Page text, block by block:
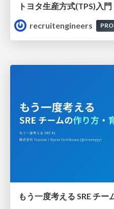
トヨタ⽣産⽅式(TPS)⼊⾨
recruitengineers
PRO